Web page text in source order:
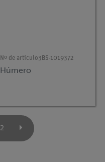
Nº de artículo3BS-1019372
Húmero
2